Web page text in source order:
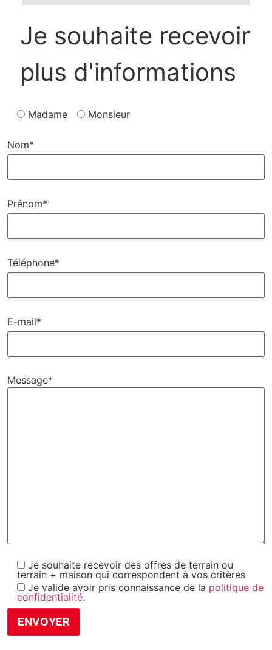
Je souhaite recevoir
plus d'informations
Madame Monsieur
Nom*
Prénom*
Téléphone*
E-mail*
Message*
Je souhaite recevoir des offres de terrain ou
terrain + maison qui correspondent à vos critères
Je valide avoir pris connaissance de la politique de
confidentialité.